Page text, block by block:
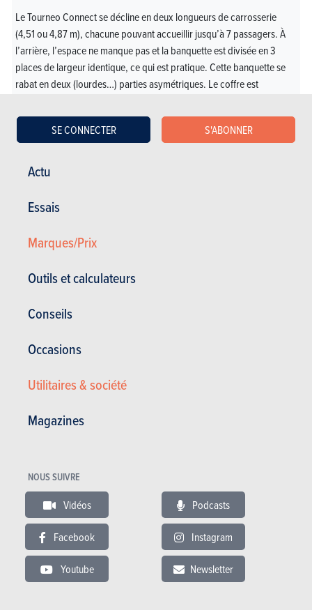
Actu
Essais
Marques/Prix
Outils et calculateurs
Conseils
Occasions
Utilitaires & société
Magazines
SE CONNECTER S'ABONNER
NOUS SUIVRE
Vidéos Podcasts
Facebook Instagram
Youtube Newsletter
Le Tourneo Connect se décline en deux longueurs de carrosserie
(4,51 ou 4,87 m), chacune pouvant accueillir jusqu’à 7 passagers. À
l’arrière, l’espace ne manque pas et la banquette est divisée en 3
places de largeur identique, ce qui est pratique. Cette banquette se
rabat en deux (lourdes…) parties asymétriques. Le coffre est
route, ce ludospace fait correctement le job, grâce à un train avant
précis, une direction fluide et communicative, un arrière rivé au sol et
Membre du club de plus en plus restreint des
Volkswagen» est pratique et convaincant à l’usage. Un
transmission intégrale. Et, ce qui ne gâche rien, cette
que son donneur d’organes, le Caddy…
Ludospace abouti et gamme large
Hayon et banquette lourds à manipuler
ESSAIS LIÉS